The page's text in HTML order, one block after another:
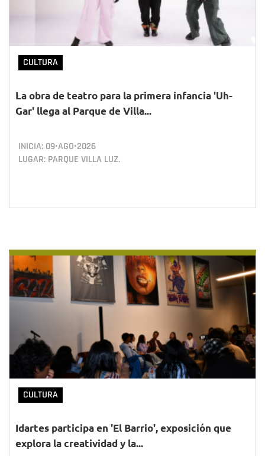
CULTURA
La obra de teatro para la primera infancia 'Uh-
Gar' llega al Parque de Villa...
INICIA: 09•AGO•2026
LUGAR: PARQUE VILLA LUZ.
CULTURA
Idartes participa en 'El Barrio', exposición que
explora la creatividad y la...